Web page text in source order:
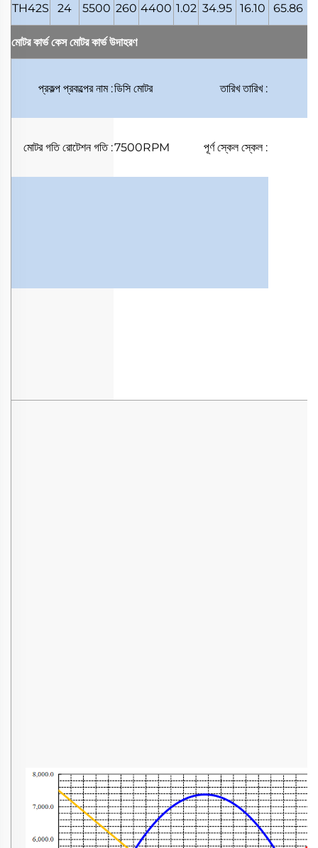
TH42S 24 5500 260 4400 1.02 34.95 16.10 65.86
মোটর কার্ভ কেসমোটর কার্ভ উদাহরণ
প্রকল্প প্রকল্পের নাম :ডিসি মোটর তারিখতারিখ :
মোটর গতিরোটেশন গতি :7500RPM পূর্ণ স্কেলস্কেল :